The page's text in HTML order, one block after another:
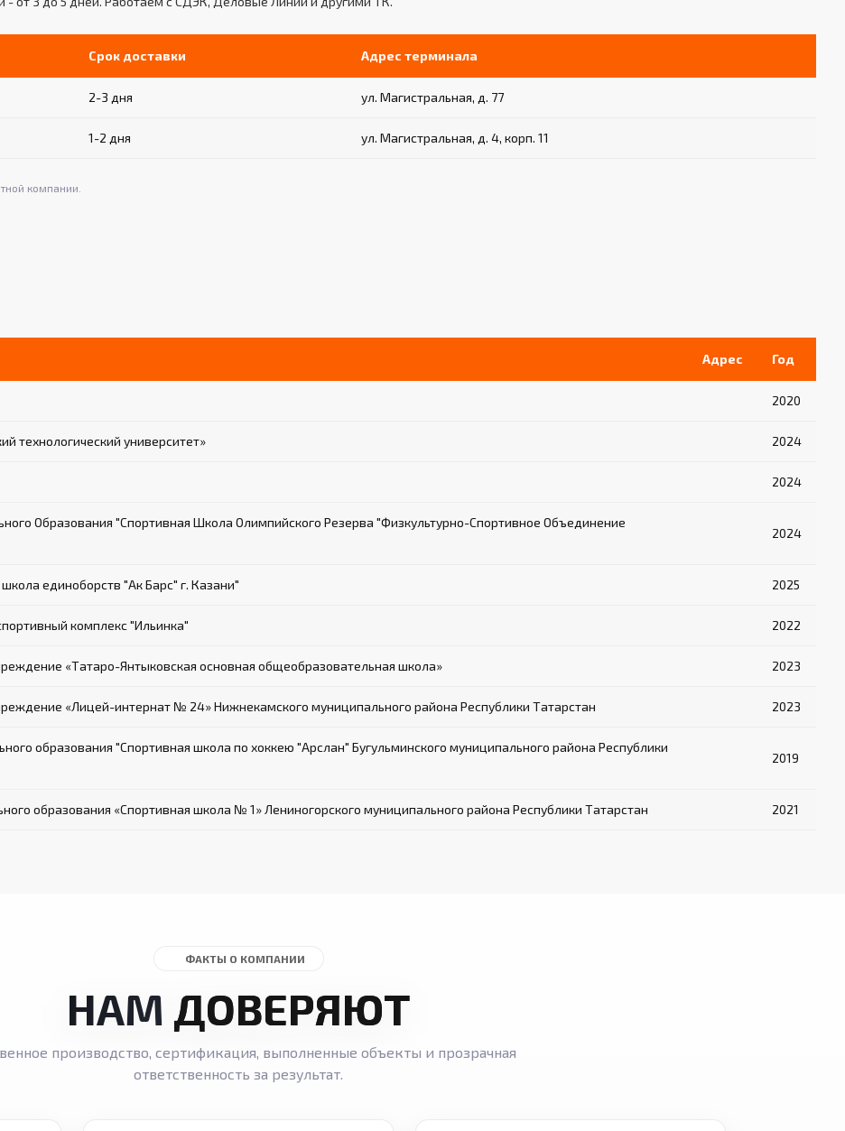
Срок доставки Адрес терминала
2-3 дня ул. Магистральная, д. 77
1-2 дня ул. Магистральная, д. 4, корп. 11
компании.
Адрес Год
2020
технологический университет» 2024
2024
Образования "Спортивная Школа Олимпийского Резерва "Физкультурно-Спортивное Объединение
2024
единоборств "Ак Барс" г. Казани" 2025
комплекс "Ильинка" 2022
«Татаро-Янтыковская основная общеобразовательная школа» 2023
«Лицей-интернат № 24» Нижнекамского муниципального района Республики Татарстан 2023
образования "Спортивная школа по хоккею "Арслан" Бугульминского муниципального района Республики
2019
образования «Спортивная школа № 1» Лениногорского муниципального района Республики Татарстан 2021
ФАКТЫ О КОМПАНИИ
НАМ ДОВЕРЯЮТ
производство, сертификация, выполненные объекты и прозрачная
ответственность за результат.